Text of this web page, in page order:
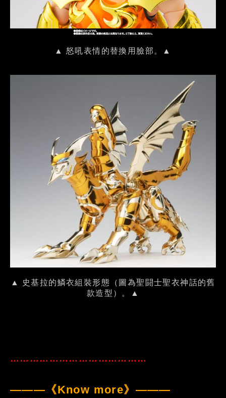
▲ 怒吼表情的替換用臉部。▲
▲ 史基拉的鱗衣組裝形態（圖為聖闘士聖衣神話的舊
款造型）。▲
……………………………………
———《Know more》———